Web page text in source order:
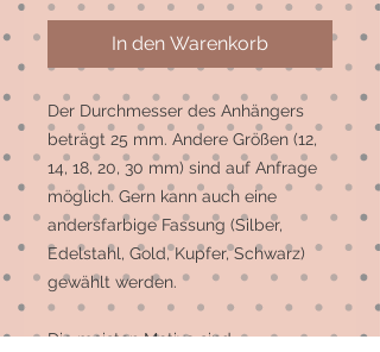
In den Warenkorb
Der Durchmesser des Anhängers
beträgt 25 mm. Andere Größen (12,
14, 18, 20, 30 mm) sind auf Anfrage
möglich. Gern kann auch eine
andersfarbige Fassung (Silber,
Edelstahl, Gold, Kupfer, Schwarz)
gewählt werden.
Die meisten Motive sind